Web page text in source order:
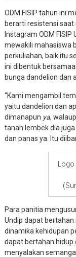
ODM FISIP tahun ini
berarti resistensi saat
Instagram ODM
mewakili mahasiswa
perkuliahan, baik itu
ini dibentuk
bunga dandelion dan
“Kami mengambil
yaitu dandelion dan
dimanapun ya,
tanah lembek dia
dan panas ya. Itu
Para panitia
Undip dapat
dinamika kehidupan
dapat bertahan hidup
menyalakan